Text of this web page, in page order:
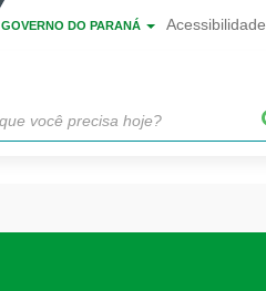
GOVERNO DO PARANÁ Acessibilidade